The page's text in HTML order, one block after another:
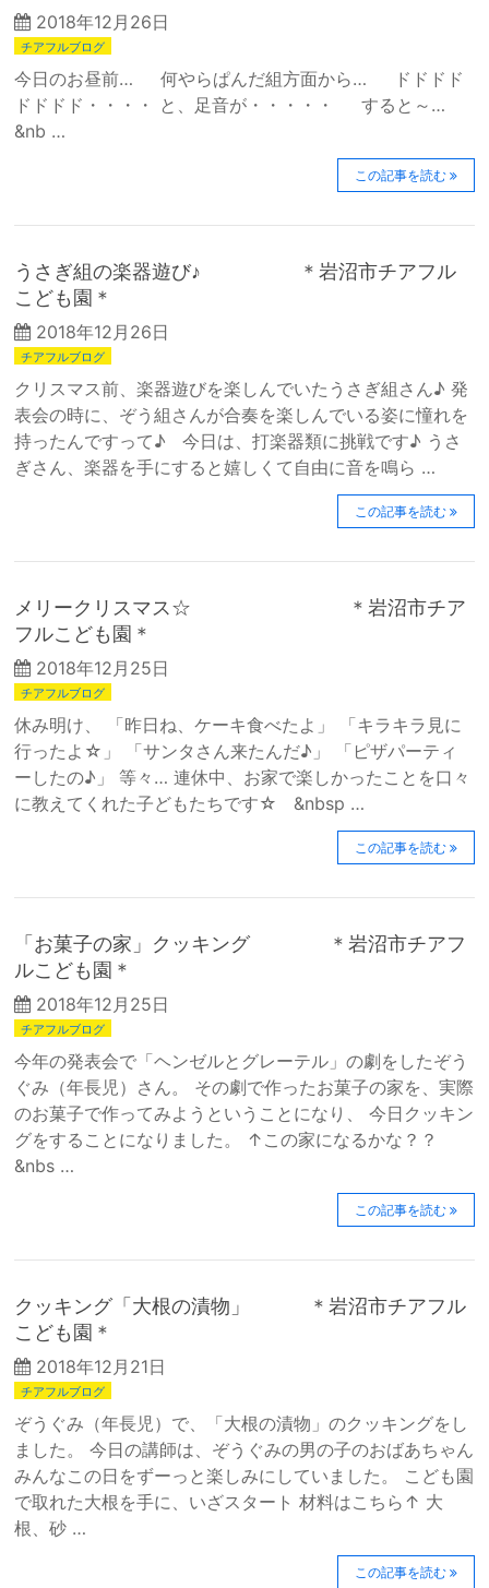
2018年12月26日
チアフルブログ
今日のお昼前… 何やらぱんだ組方面から… ドドドド
ドドドド・・・・ と、足音が・・・・・ すると～…
&nb …
この記事を読む
うさぎ組の楽器遊び♪ ＊岩沼市チアフル
こども園＊
2018年12月26日
チアフルブログ
クリスマス前、楽器遊びを楽しんでいたうさぎ組さん♪ 発
表会の時に、ぞう組さんが合奏を楽しんでいる姿に憧れを
持ったんですって♪ 今日は、打楽器類に挑戦です♪ うさ
ぎさん、楽器を手にすると嬉しくて自由に音を鳴ら …
この記事を読む
メリークリスマス☆ ＊岩沼市チア
フルこども園＊
2018年12月25日
チアフルブログ
休み明け、 「昨日ね、ケーキ食べたよ」 「キラキラ見に
行ったよ☆」 「サンタさん来たんだ♪」 「ピザパーティ
ーしたの♪」 等々… 連休中、お家で楽しかったことを口々
に教えてくれた子どもたちです☆ &nbsp …
この記事を読む
「お菓子の家」クッキング ＊岩沼市チアフ
ルこども園＊
2018年12月25日
チアフルブログ
今年の発表会で「ヘンゼルとグレーテル」の劇をしたぞう
ぐみ（年長児）さん。 その劇で作ったお菓子の家を、実際
のお菓子で作ってみようということになり、 今日クッキン
グをすることになりました。 ↑この家になるかな？？
&nbs …
この記事を読む
クッキング「大根の漬物」 ＊岩沼市チアフル
こども園＊
2018年12月21日
チアフルブログ
ぞうぐみ（年長児）で、「大根の漬物」のクッキングをし
ました。 今日の講師は、ぞうぐみの男の子のおばあちゃん
みんなこの日をずーっと楽しみにしていました。 こども園
で取れた大根を手に、いざスタート 材料はこちら↑ 大
根、砂 …
この記事を読む